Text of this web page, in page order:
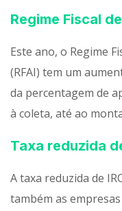
Regime Fiscal
Este ano, o Regime
(RFAI) tem um
da percentagem de
à coleta, até ao
Taxa reduzida
A taxa reduzida de
também as